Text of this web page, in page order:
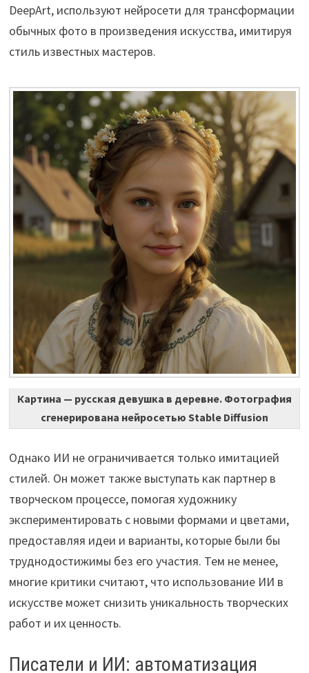
DeepArt, используют нейросети для трансформации
обычных фото в произведения искусства, имитируя
стиль известных мастеров.
Картина — русская девушка в деревне. Фотография
сгенерирована нейросетью Stable Diffusion
Однако ИИ не ограничивается только имитацией
стилей. Он может также выступать как партнер в
творческом процессе, помогая художнику
экспериментировать с новыми формами и цветами,
предоставляя идеи и варианты, которые были бы
труднодостижимы без его участия. Тем не менее,
многие критики считают, что использование ИИ в
искусстве может снизить уникальность творческих
работ и их ценность.
Писатели и ИИ: автоматизация